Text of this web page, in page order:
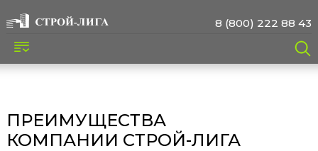
8 (800) 222 88 43
ПРЕИМУЩЕСТВА
КОМПАНИИ СТРОЙ-ЛИГА